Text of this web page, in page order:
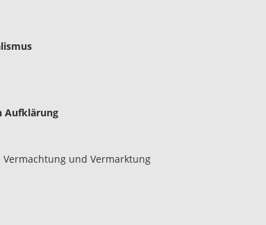
Aufklärung
und Vermarktung